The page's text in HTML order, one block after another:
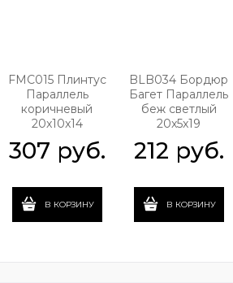
FMC015 Плинтус
Параллель
коричневый
20x10x14
307 руб.
В КОРЗИНУ
BLB034 Бордюр
Багет Параллель
беж светлый
20x5x19
212 руб.
В КОРЗИНУ